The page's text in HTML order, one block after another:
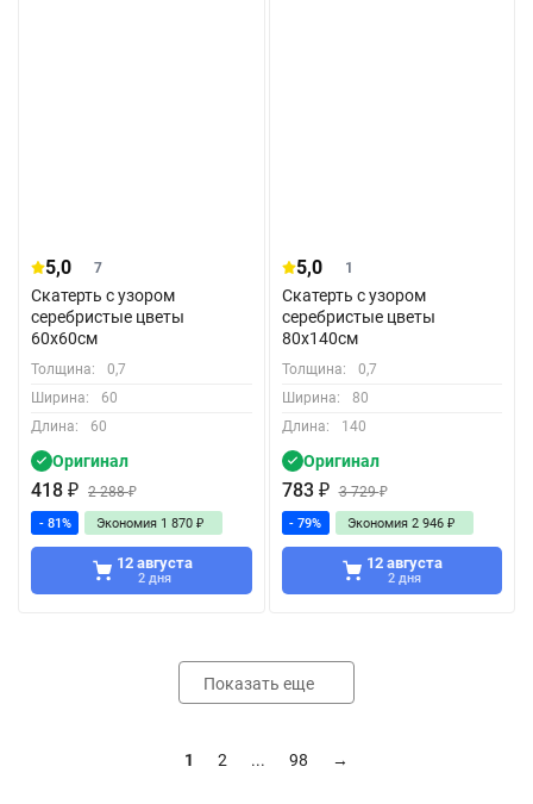
5,0 7
Скатерть с узором
серебристые цветы
60x60см
Толщина:
0,7
Ширина:
60
Длина:
60
Оригинал
418 ₽ 2 288₽
- 81% Экономия 1 870 ₽
12 августа
2 дня
5,0 1
Скатерть с узором
серебристые цветы
80x140см
Толщина:
0,7
Ширина:
80
Длина:
140
Оригинал
783 ₽ 3 729₽
- 79% Экономия 2 946 ₽
12 августа
2 дня
Показать еще
1 2 ... 98 →